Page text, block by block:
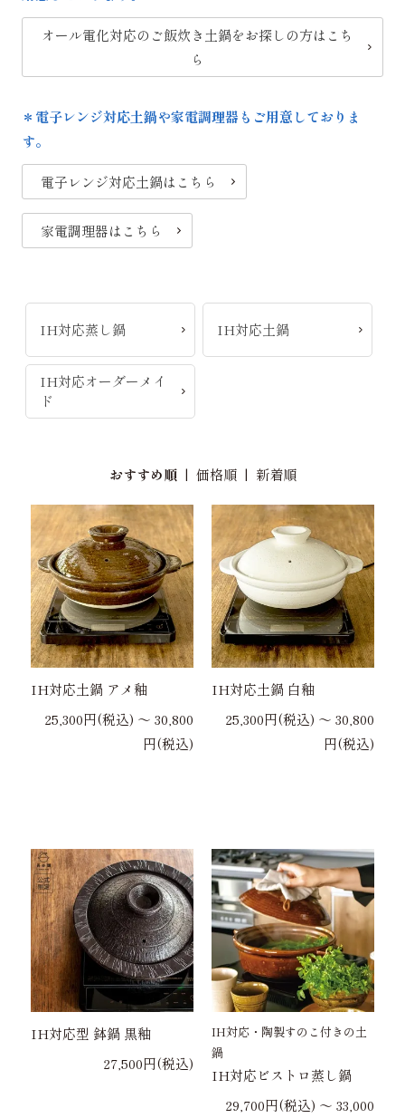
オール電化対応のご飯炊き土鍋をお探しの方はこち
ら
＊電子レンジ対応土鍋や家電調理器もご用意しておりま
す。
電子レンジ対応土鍋はこちら
家電調理器はこちら
IH対応蒸し鍋 IH対応土鍋
IH対応オーダーメイ
ド
おすすめ順| 価格順| 新着順
IH対応土鍋 アメ釉
25,300円(税込) 〜 30,800
円(税込)
IH対応土鍋 白釉
25,300円(税込) 〜 30,800
円(税込)
IH対応型 鉢鍋 黒釉
27,500円(税込)
IH対応・陶製すのこ付きの土
鍋
IH対応ビストロ蒸し鍋
29,700円(税込) 〜 33,000